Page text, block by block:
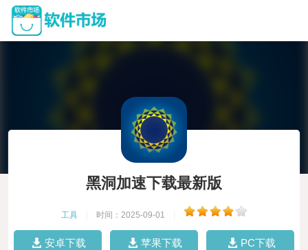
黑洞加速下载最新版
工具 时间：2025-09-01
安卓下载 苹果下载 PC下载